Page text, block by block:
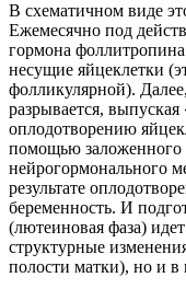
В схематичном виде
Ежемесячно под
гормона
несущие яйцеклетки
фолликулярной).
разрывается,
оплодотворению
помощью
нейрогормонального
результате
беременность. И
(лютеиновая фаза)
структурные
полости матки), но и в